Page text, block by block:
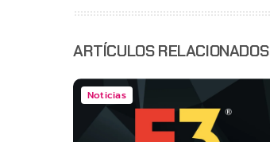
ARTÍCULOS RELACIONADOS
Noticias